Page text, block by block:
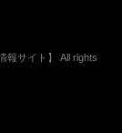
報サイト】
All rights